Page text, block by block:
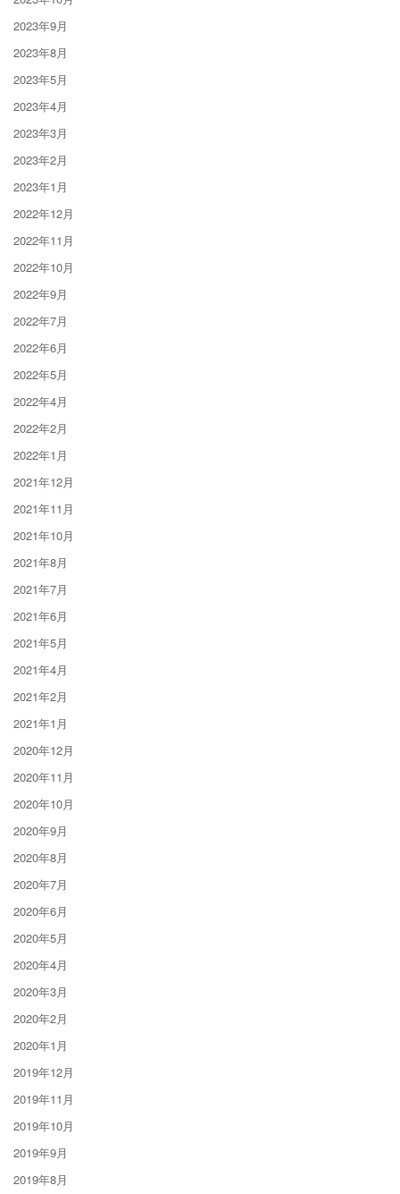
2023年9月
2023年8月
2023年5月
2023年4月
2023年3月
2023年2月
2023年1月
2022年12月
2022年11月
2022年10月
2022年9月
2022年7月
2022年6月
2022年5月
2022年4月
2022年2月
2022年1月
2021年12月
2021年11月
2021年10月
2021年8月
2021年7月
2021年6月
2021年5月
2021年4月
2021年2月
2021年1月
2020年12月
2020年11月
2020年10月
2020年9月
2020年8月
2020年7月
2020年6月
2020年5月
2020年4月
2020年3月
2020年2月
2020年1月
2019年12月
2019年11月
2019年10月
2019年9月
2019年8月